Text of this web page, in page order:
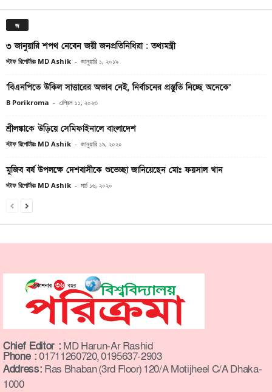
জ
৩ জানুয়ারি শপথ নেবেন জয়ী জনপ্রতিনিধিরা : তথ্যমন্ত্রী
স্টাফ রিপোর্টারঃ MD Ashik - জানুয়ারি ১, ২০১৯
‘বিএনপিতে উকিল সাত্তারের অভাব নেই, নির্বাচনের প্রস্তুতি নিচ্ছে অনেকে’
B Porikroma - এপ্রিল ১১, ২০২৩
শ্রীলঙ্কাকে উড়িয়ে সেমিফাইনালে বাংলাদেশ
স্টাফ রিপোর্টারঃ MD Ashik - জানুয়ারি ১৯, ২০২০
মুজিব বর্ষ উপলক্ষে দেশবাসীকে শুভেচ্ছা জানিয়েছেন মোঃ ফয়সাল খান
স্টাফ রিপোর্টারঃ MD Ashik - মার্চ ১৬, ২০২০
Chief Editor : MD Harun-Ar Rashid
Phone :01711260720, 0195637-2903
Address: Ras Bhaban (3rd Floor) 120/A Motijheel C/A Dhaka-
1000